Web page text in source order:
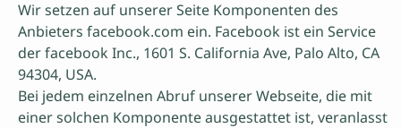
Wir setzen auf unserer Seite Komponenten des
Anbieters facebook.com ein. Facebook ist ein Service
der facebook Inc., 1601 S. California Ave, Palo Alto, CA
94304, USA.
Bei jedem einzelnen Abruf unserer Webseite, die mit
einer solchen Komponente ausgestattet ist, veranlasst